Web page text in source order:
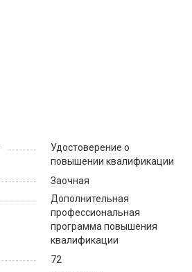
Удостоверение о
повышении квалификации
Заочная
Дополнительная
профессиональная
программа повышения
квалификации
72